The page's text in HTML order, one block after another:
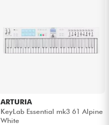
ARTURIA
KeyLab Essential mk3 61 Alpine
White